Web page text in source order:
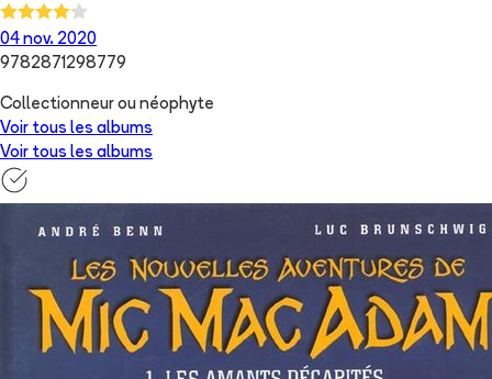
04 nov. 2020
9782871298779
Collectionneur ou néophyte
Voir tous les albums
Voir tous les albums